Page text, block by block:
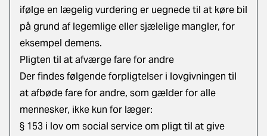
ifølge en lægelig vurdering er uegnede til at køre bil
på grund af legemlige eller sjælelige mangler, for
eksempel demens.
Pligten til at afværge fare for andre
Der findes følgende forpligtelser i lovgivningen til
at afbøde fare for andre, som gælder for alle
mennesker, ikke kun for læger:
§ 153 i lov om social service om pligt til at give